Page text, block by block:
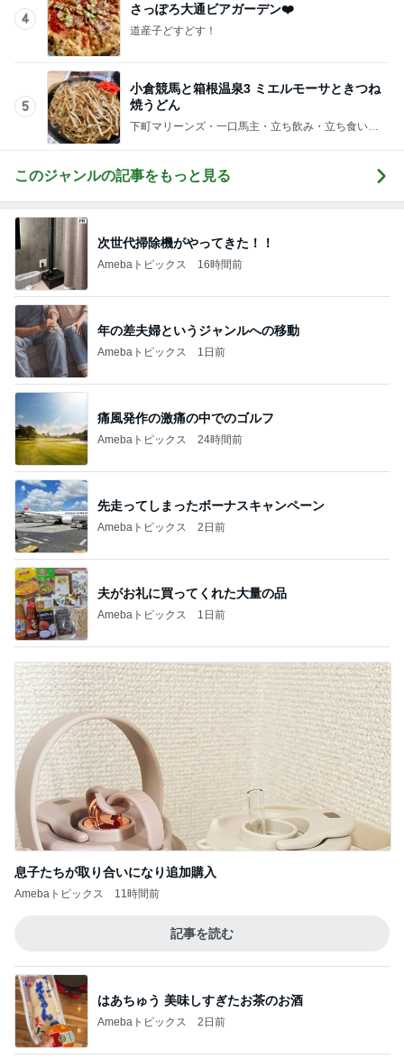
4
さっぽろ大通ビアガーデン❤️
道産子どすどす！
5
小倉競馬と箱根温泉3 ミエルモーサときつね
焼うどん
下町マリーンズ・一口馬主・立ち飲み・立ち食いそ
このジャンルの記事をもっと見る
次世代掃除機がやってきた！！
Amebaトピックス 16時間前
年の差夫婦というジャンルへの移動
Amebaトピックス 1日前
痛風発作の激痛の中でのゴルフ
Amebaトピックス 24時間前
先走ってしまったボーナスキャンペーン
Amebaトピックス 2日前
夫がお礼に買ってくれた大量の品
Amebaトピックス 1日前
息子たちが取り合いになり追加購入
Amebaトピックス 11時間前
記事を読む
はあちゅう 美味しすぎたお茶のお酒
Amebaトピックス 2日前